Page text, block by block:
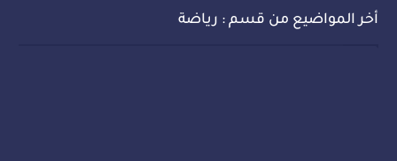
أخر المواضيع من قسم : رياضة